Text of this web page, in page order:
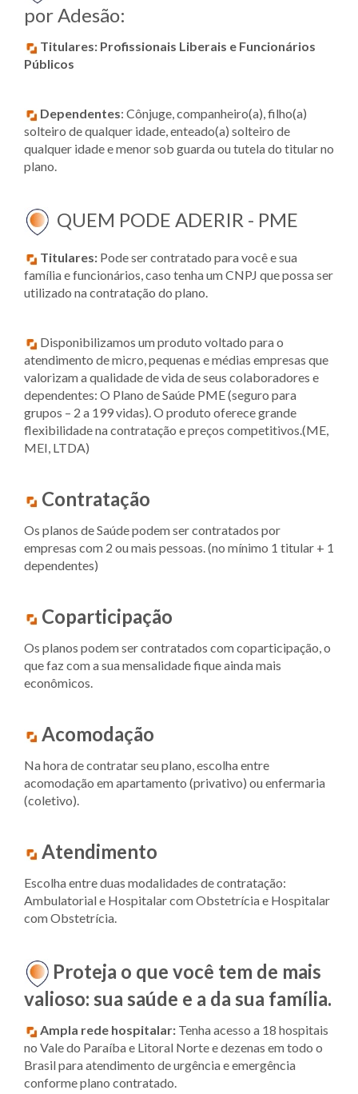
por Adesão:
Titulares: Profissionais Liberais e Funcionários
Públicos
Dependentes: Cônjuge, companheiro(a), filho(a)
solteiro de qualquer idade, enteado(a) solteiro de
qualquer idade e menor sob guarda ou tutela do titular no
plano.
QUEM PODE ADERIR - PME
Titulares: Pode ser contratado para você e sua
família e funcionários, caso tenha um CNPJ que possa ser
utilizado na contratação do plano.
Disponibilizamos um produto voltado para o
atendimento de micro, pequenas e médias empresas que
valorizam a qualidade de vida de seus colaboradores e
dependentes: O Plano de Saúde PME (seguro para
grupos – 2 a 199 vidas). O produto oferece grande
flexibilidade na contratação e preços competitivos.(ME,
MEI, LTDA)
Contratação
Os planos de Saúde podem ser contratados por
empresas com 2 ou mais pessoas. (no mínimo 1 titular + 1
dependentes)
Coparticipação
Os planos podem ser contratados com coparticipação, o
que faz com a sua mensalidade fique ainda mais
econômicos.
Acomodação
Na hora de contratar seu plano, escolha entre
acomodação em apartamento (privativo) ou enfermaria
(coletivo).
Atendimento
Escolha entre duas modalidades de contratação:
Ambulatorial e Hospitalar com Obstetrícia e Hospitalar
com Obstetrícia.
Proteja o que você tem de mais
valioso: sua saúde e a da sua família.
Ampla rede hospitalar: Tenha acesso a 18 hospitais
no Vale do Paraíba e Litoral Norte e dezenas em todo o
Brasil para atendimento de urgência e emergência
conforme plano contratado.